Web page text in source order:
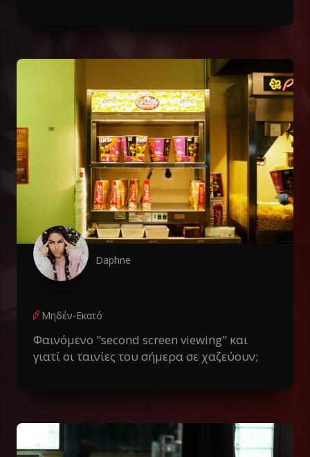
Daphne
Μηδέν-Εκατό
Φαινόμενο "second screen viewing" και
γιατί οι ταινίες του σήμερα σε χαζεύουν;